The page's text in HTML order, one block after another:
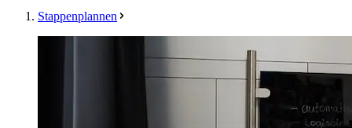
Stappenplannen